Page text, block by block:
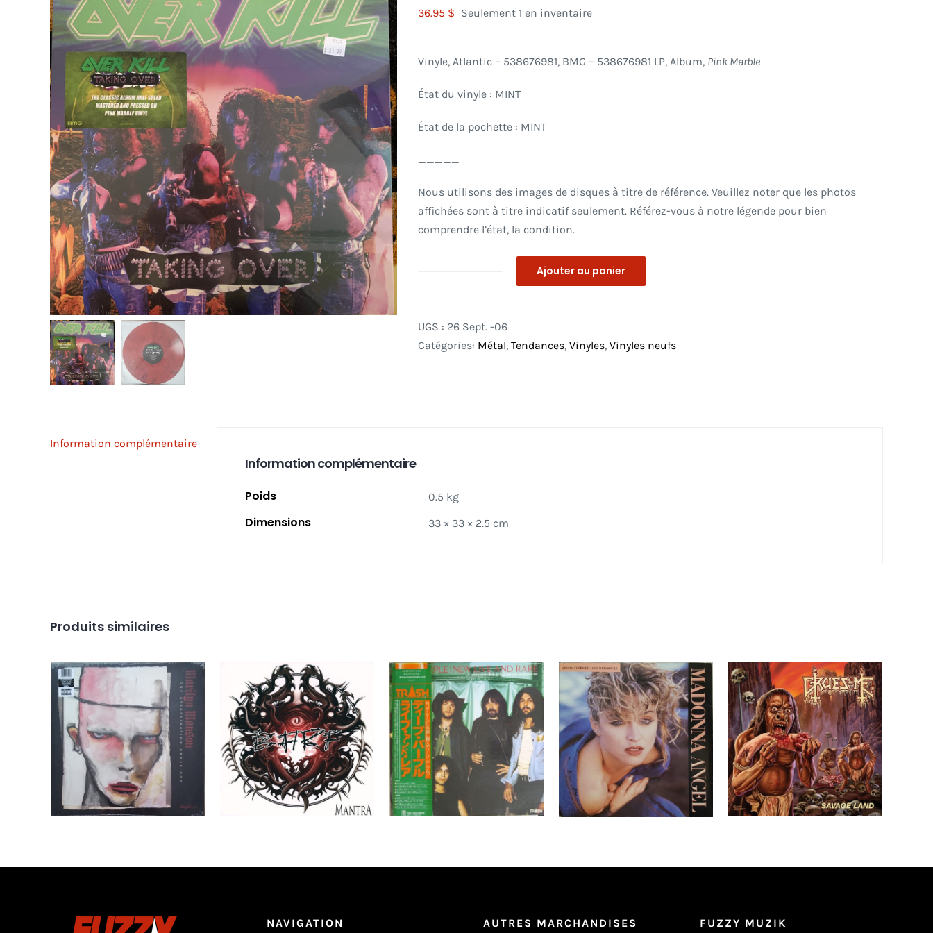
36.95 $ Seulement 1 en inventaire
Vinyle, Atlantic – 538676981, BMG – 538676981 LP, Album, Pink Marble
État du vinyle : MINT
État de la pochette : MINT
_____
Nous utilisons des images de disques à titre de référence. Veuillez noter que les photos
affichées sont à titre indicatif seulement. Référez-vous à notre légende pour bien
comprendre l’état, la condition.
Taking
Ajouter au panier
UGS : 26 Sept. -06
Catégories: Métal, Tendances, Vinyles, Vinyles neufs
Information complémentaire
Information complémentaire
Poids 0.5 kg
Dimensions 33 × 33 × 2.5 cm
Produits similaires
Marilyn Manson – One
Assassination Under God
LP _ NEUF/NEW
Ajouter au
panier
Détails
BARF‎ _ Blasting All Rotten
Fuckers – Mantra LP
Ajouter au
panier
Détails
Deep Purple – New, Live
And Rare LP- JAPAN
Pressing+OBI Shrink!
Ajouter au
panier
Détails
Madonna ‎– Angel 12″
Ajouter au
panier
Détails
Gruesome ‎– Savage Land
LP _ Ltd. Ed. _ Green
Swamp
Ajouter au
panier
Détails
NAVIGATION AUTRES MARCHANDISES FUZZY MUZIK